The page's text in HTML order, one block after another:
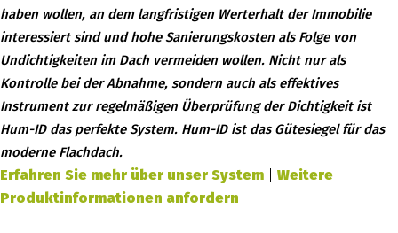
haben wollen, an dem langfristigen Werterhalt der Immobilie
interessiert sind und hohe Sanierungskosten als Folge von
Undichtigkeiten im Dach vermeiden wollen. Nicht nur als
Kontrolle bei der Abnahme, sondern auch als effektives
Instrument zur regelmäßigen Überprüfung der Dichtigkeit ist
Hum-ID das perfekte System. Hum-ID ist das Gütesiegel für das
moderne Flachdach.
Erfahren Sie mehr über unser System
Weitere
Produktinformationen anfordern